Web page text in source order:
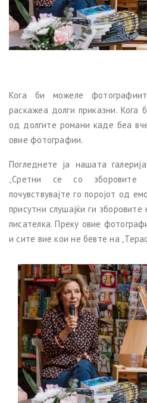
Кога би можеле
раскажеа долги приказни. Кога
од долгите романи каде беа
овие фотографии.
Погледнете ја нашата
„Сретни се со
почувствувајте го поројот од
присутни слушајќи ги
писателка. Преку овие
и сите вие кои не бевте на